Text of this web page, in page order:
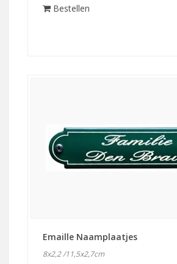
Bestellen
Emaille Naamplaatjes
8x2,2 /11,5x2,7cm